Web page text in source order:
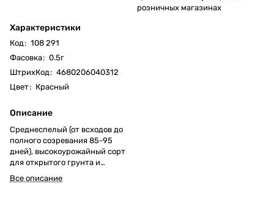
Характеристики
Код: 108 291
Фасовка: 0.5г
ШтрихКод: 4680206040312
Цвет: Красный
Описание
Среднеспелый (от всходов до
полного созревания 85-95
дней), высокоурожайный сорт
для открытого грунта и
пленочных укрытий.
Все описание
розничных магазинах